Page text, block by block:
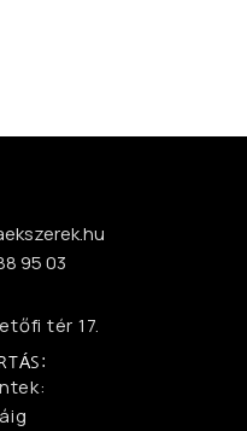
95 03
tér 17.